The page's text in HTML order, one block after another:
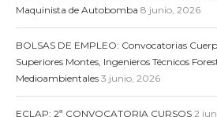
Maquinista de Autobomba 8 junio, 2026
BOLSAS DE EMPLEO: Convocatorias
Superiores Montes, Ingenieros Técnicos
Medioambientales 3 junio, 2026
ECLAP: 2ª CONVOCATORIA CURSOS 2